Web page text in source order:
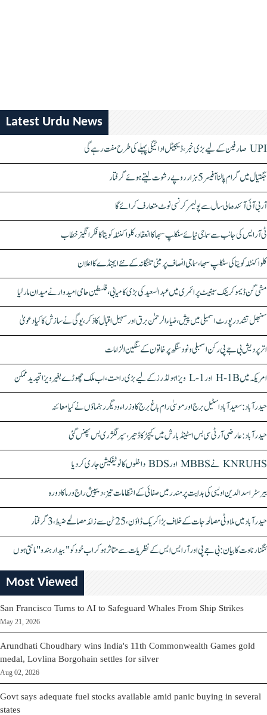
Latest Urdu News
UPI صارفین کے لیے بڑی خبر، ڈیجیٹل ادائیگی پہلے کی طرح مفت رہے گی
جگتیال میں گرام پالنا آفیسر 5 ہزار روپے رشوت لیتے ہوئے گرفتار
آر بی آئی آئندہ مالی سال سے پولیمر کرنسی نوٹ متعارف کرائے گا
ٹی آر ایس کی جانب سے سماجی نیائے سنکلپ سبھا کا انعقاد، کلواکنٹلہ کویتا کا فکر انگیز خطاب
کلواکنٹلہ کویتا کی سنکلپ سبھا، سماجی انصاف پر مبنی تلنگانہ کے نئے ایجنڈے کا اعلان
مشی گن ڈیموکریٹک سینیٹ پرائمری میں عبدالسعید کی بڑی کامیابی، فلسطین حامی امیدوار نے میدان مار لیا
سنبھل تشدد رپورٹ اسمبلی میں پیش، ضیاء الرحمٰن برق اور سہیل اقبال کا ذکر، یوگی نے سازش کا کیا دعویٰ
اتر پردیش بی جے پی رکن اسمبلی ونود سنگھ پر خاتون کے سنگین الزامات
امریکہ میں H-1B اور L-1 ویزا ہولڈرز کے لیے بڑی راحت، اب ملک چھوڑے بغیر ویزا تجدید ممکن
حیدرآباد: سعیدآباد اسٹیل برج اور موسیٰ رام باغ برج کا وزراء و دیگر رہنماؤں نے کیا معائنہ
حیدرآباد: عارضی آر ٹی سی بس اسٹینڈ بارش میں کیچڑ کا ڈھیر، سپر لگژری بس پھنس گئی
KNRUHS نے MBBS اور BDS داخلوں کا نوٹیفکیشن جاری کر دیا
بیرسٹر اسدالدین اویسی کی ہدایت پر مندر میں صفائی کے انتظامات تیز، دیپیش راج ورما کا دورہ
حیدرآباد میں ملاوٹی مصالحہ جات کے خلاف بڑا کریک ڈاؤن، 25 ٹن سے زائد مصالحے ضبط، 3 گرفتار
کنگنا رناوت کا بیان: بی جے پی اور آر ایس ایس کے نظریات سے متاثر ہو کر اب خود کو "بیدار ہندو" مانتی ہوں
Most Viewed
San Francisco Turns to AI to Safeguard Whales From Ship Strikes
May 21, 2026
Arundhati Choudhary wins India's 11th Commonwealth Games gold
medal, Lovlina Borgohain settles for silver
Aug 02, 2026
Govt says adequate fuel stocks available amid panic buying in several
states